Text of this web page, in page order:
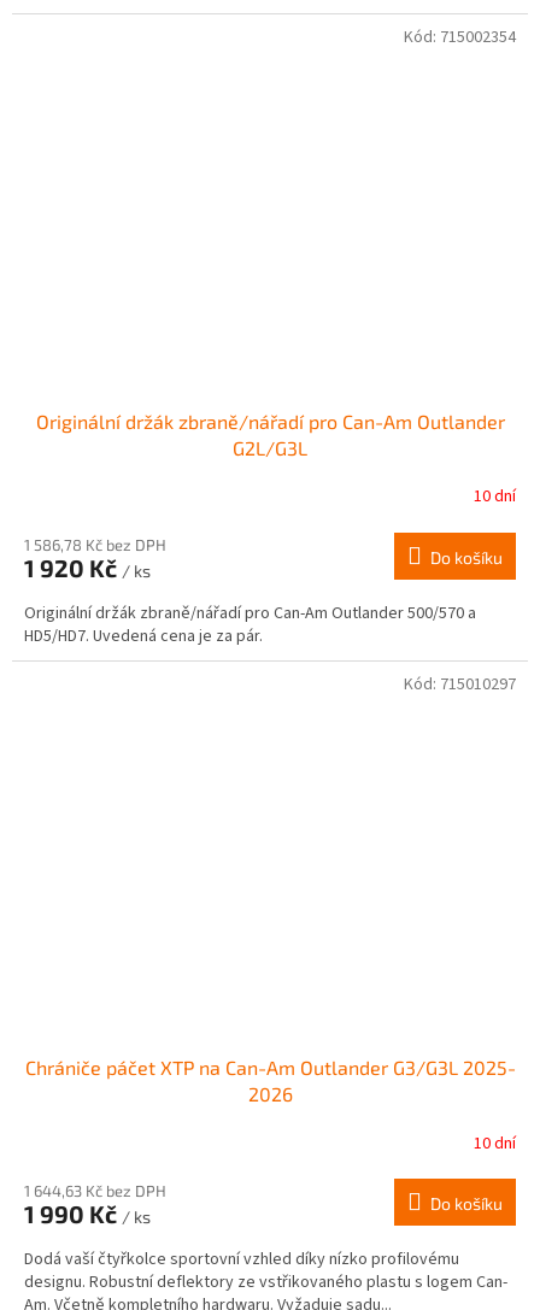
Originální držák zbraně/nářadí pro Can-Am Outlander
G2L/G3L
10 dní
1 586,78 Kč bez DPH
1 920 Kč / ks
Do košíku
Originální držák zbraně/nářadí pro Can-Am Outlander 500/570 a
HD5/HD7. Uvedená cena je za pár.
Kód: 715002354
Chrániče páčet XTP na Can-Am Outlander G3/G3L 2025-
2026
10 dní
1 644,63 Kč bez DPH
1 990 Kč / ks
Do košíku
Dodá vaší čtyřkolce sportovní vzhled díky nízko profilovému
designu. Robustní deflektory ze vstřikovaného plastu s logem Can-
Kód: 715010297